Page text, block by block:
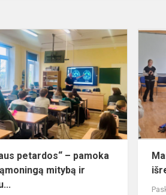
petardos“ – pamoka
mitybą ir